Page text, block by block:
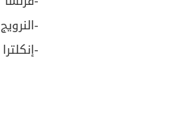
-النرويج
-إنكلترا